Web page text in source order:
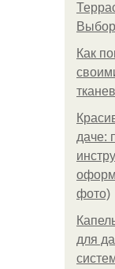
Выбор
Как
даче:
фото)
для